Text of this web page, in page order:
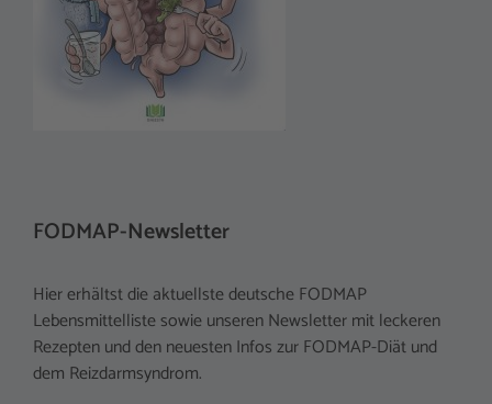
FODMAP-Newsletter
Hier erhältst die aktuellste deutsche FODMAP
Lebensmittelliste sowie unseren Newsletter mit leckeren
Rezepten und den neuesten Infos zur FODMAP-Diät und
dem Reizdarmsyndrom.